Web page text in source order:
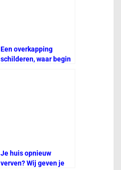
sl
Een overkapping
schilderen, waar begin
Je huis opnieuw
verven? Wij geven je